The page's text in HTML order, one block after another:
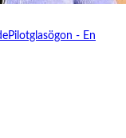
Pilotglasögon - En